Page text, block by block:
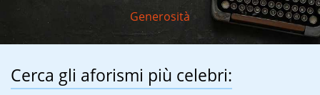
Generosità
Cerca gli aforismi più celebri: